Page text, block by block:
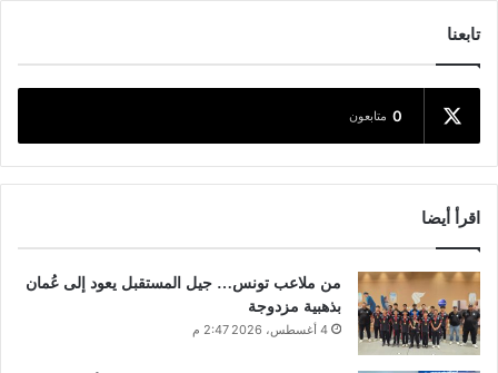
تابعنا
0 متابعون
اقرأ أيضا
من ملاعب تونس… جيل المستقبل يعود إلى عُمان
بذهبية مزدوجة
4 أغسطس، 2026 2:47 م